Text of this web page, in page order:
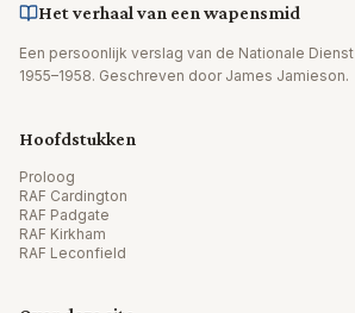
Het verhaal van een wapensmid
Een persoonlijk verslag van de Nationale
1955–1958. Geschreven door James Jamieson.
Hoofdstukken
Proloog
RAF Cardington
RAF Padgate
RAF Kirkham
RAF Leconfield